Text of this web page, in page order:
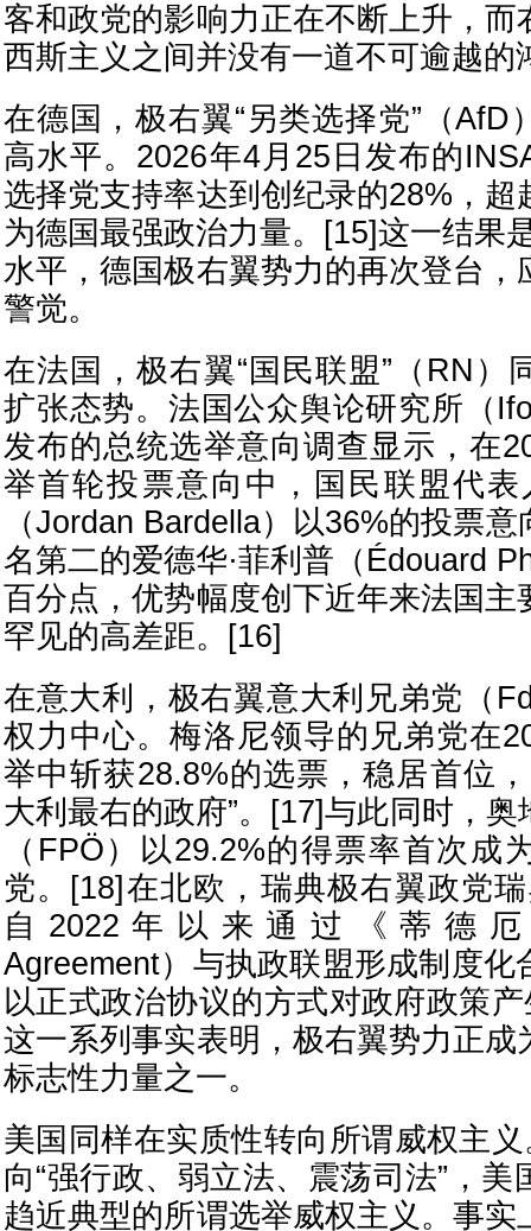
客和政党的影响力正在不断上升，而
西斯主义之间并没有一道不可逾越的
在德国，极右翼“另类选择党”（AfD
高水平。2026年4月25日发布的
选择党支持率达到创纪录的28%，超
为德国最强政治力量。[15]这一结果
水平，德国极右翼势力的再次登台，
警觉。
在法国，极右翼“国民联盟”（RN）
扩张态势。法国公众舆论研究所（
发布的总统选举意向调查显示，在
举首轮投票意向中，国民联盟代表
（Jordan Bardella）以36%的投票
名第二的爱德华·菲利普（Édouard
百分点，优势幅度创下近年来法国主
罕见的高差距。[16]
在意大利，极右翼意大利兄弟党（
权力中心。梅洛尼领导的兄弟党在
举中斩获28.8%的选票，稳居首位
大利最右的政府”。[17]与此同时，
（FPÖ）以29.2%的得票率首次成
党。[18]在北欧，瑞典极右翼政党
自2022年以来通过《蒂德
Agreement）与执政联盟形成制度化
以正式政治协议的方式对政府政策
这一系列事实表明，极右翼势力正成
标志性力量之一。
美国同样在实质性转向所谓威权主义
向“强行政、弱立法、震荡司法”，
趋近典型的所谓选举威权主义。事实